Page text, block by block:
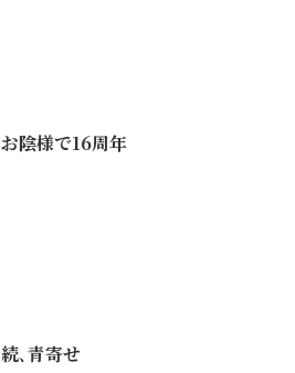
お陰様で16周年
続､青寄せ